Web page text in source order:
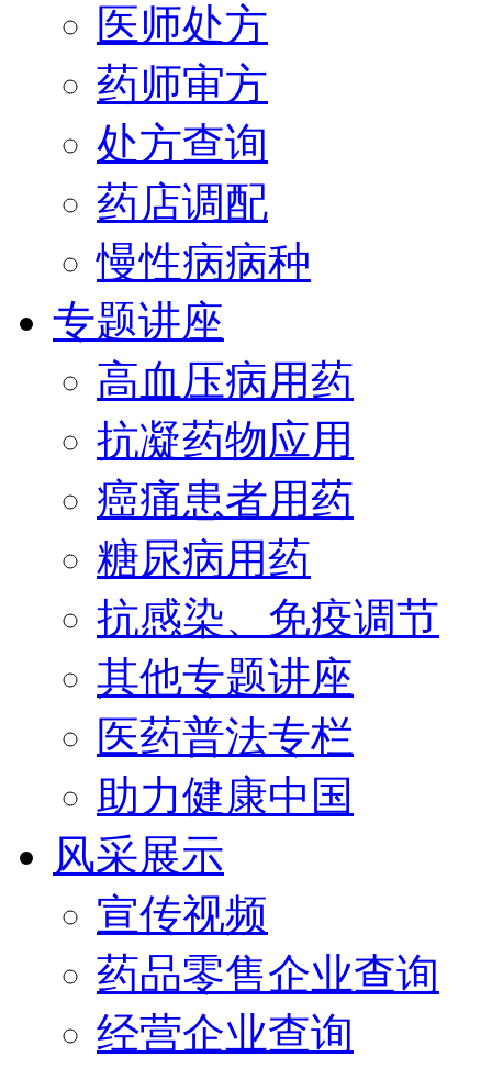
医师处方
药师审方
处方查询
药店调配
慢性病病种
专题讲座
高血压病用药
抗凝药物应用
癌痛患者用药
糖尿病用药
抗感染、免疫调节
其他专题讲座
医药普法专栏
助力健康中国
风采展示
宣传视频
药品零售企业查询
经营企业查询